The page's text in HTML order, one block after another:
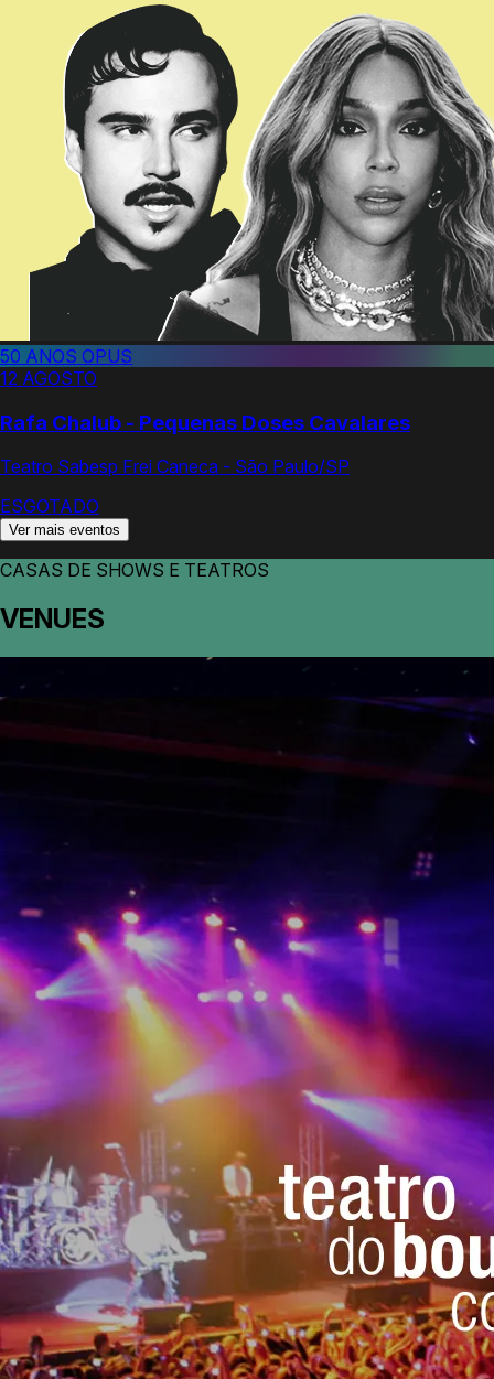
50 ANOS OPUS
12 AGOSTO
Rafa Chalub - Pequenas Doses Cavalares
Teatro Sabesp Frei Caneca - São Paulo/SP
ESGOTADO
Ver mais eventos
CASAS DE SHOWS E TEATROS
VENUES